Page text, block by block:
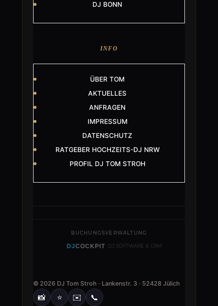
DJ BONN
INFO
ÜBER TOM
AKTUELLES
ANFRAGEN
IMPRESSUM
DATENSCHUTZ
RATGEBER HOCHZEITS-DJ NRW
PROFIL DJ TOM STROH
BUCHUNGSVERWALTUNG
DJCOCKPIT· DJ SOFTWARE & CRM
© 2026 DJ Tom Stroh · Lankenstr. 3 · 52428 Jülich
📸 ⭐ ✉️ 📞